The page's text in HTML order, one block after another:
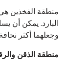
منطقة الفخذين
البارد. يمكن أن
وجعلهما أكثر
منطقة الذقن